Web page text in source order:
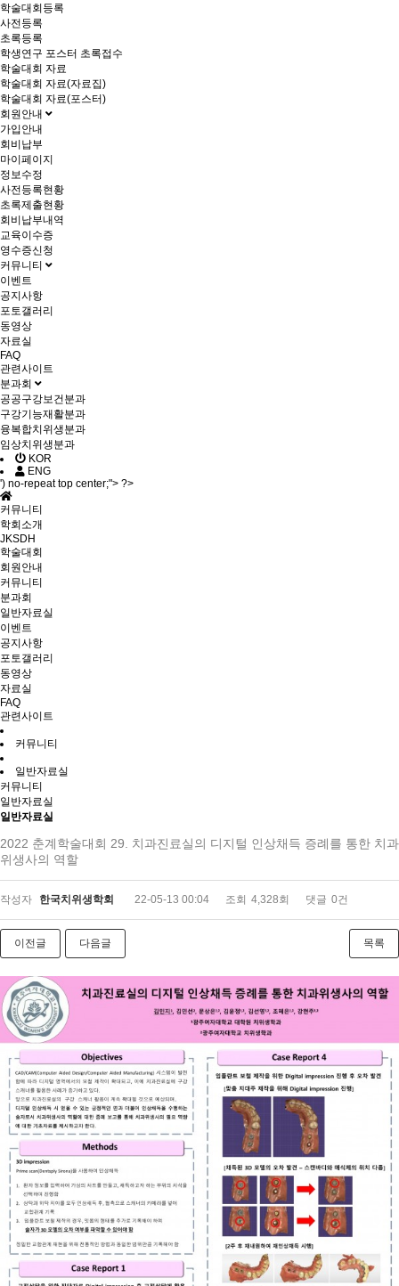
학술대회등록
사전등록
초록등록
학생연구 포스터 초록접수
학술대회 자료
학술대회 자료(자료집)
학술대회 자료(포스터)
회원안내
가입안내
회비납부
마이페이지
정보수정
사전등록현황
초록제출현황
회비납부내역
교육이수증
영수증신청
커뮤니티
이벤트
공지사항
포토갤러리
동영상
자료실
FAQ
관련사이트
분과회
공공구강보건분과
구강기능재활분과
융복합치위생분과
임상치위생분과
KOR
ENG
') no-repeat top center;"> ?>
커뮤니티
학회소개
JKSDH
학술대회
회원안내
커뮤니티
분과회
일반자료실
이벤트
공지사항
포토갤러리
동영상
자료실
FAQ
관련사이트
커뮤니티
일반자료실
커뮤니티
일반자료실
일반자료실
2022 춘계학술대회 29. 치과진료실의 디지털 인상채득 증례를 통한 치과
위생사의 역할
작성자 한국치위생학회 22-05-13 00:04 조회 4,328회 댓글 0건
이전글 다음글 목록